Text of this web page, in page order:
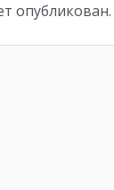
опубликован.